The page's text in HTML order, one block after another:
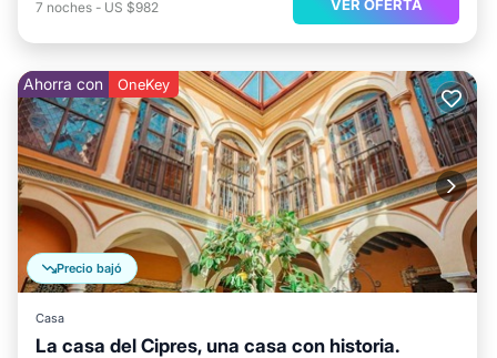
7 noches - US $982 VER OFERTA
Precio bajó
Ahorra con OneKey
Casa
La casa del Cipres, una casa con historia.